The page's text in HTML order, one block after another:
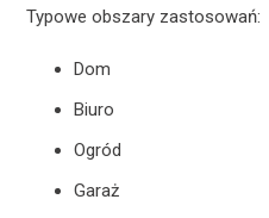
Typowe obszary zastosowań:
Dom
Biuro
Ogród
Garaż